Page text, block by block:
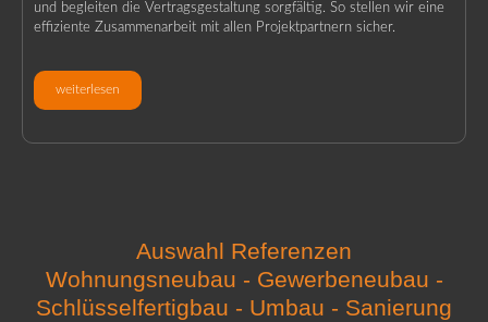
und begleiten die Vertragsgestaltung sorgfältig. So stellen wir eine
effiziente Zusammenarbeit mit allen Projektpartnern sicher.
weiterlesen
Auswahl Referenzen
Wohnungsneubau - Gewerbeneubau -
Schlüsselfertigbau - Umbau - Sanierung